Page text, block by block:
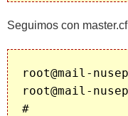
Seguimos con master.cf
root@mail-
root@mail-
#